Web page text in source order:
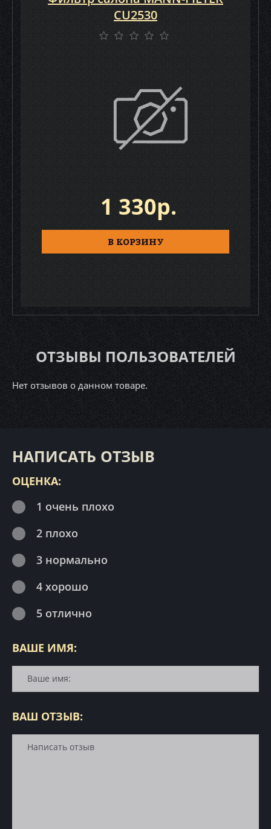
CU2530
1 330р.
В КОРЗИНУ
ОТЗЫВЫ ПОЛЬЗОВАТЕЛЕЙ
Нет отзывов о данном товаре.
НАПИСАТЬ ОТЗЫВ
ОЦЕНКА:
1 очень плохо
2 плохо
3 нормально
4 хорошо
5 отлично
ВАШЕ ИМЯ:
ВАШ ОТЗЫВ: